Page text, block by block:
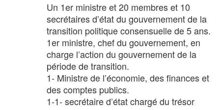
Un 1er ministre et 20 membres et 10
secrétaires d’état du gouvernement de la
transition politique consensuelle de 5 ans.
1er ministre, chef du gouvernement, en
charge l’action du gouvernement de la
période de transition.
1- Ministre de l’économie, des finances et
des comptes publics.
1-1- secrétaire d’état chargé du trésor